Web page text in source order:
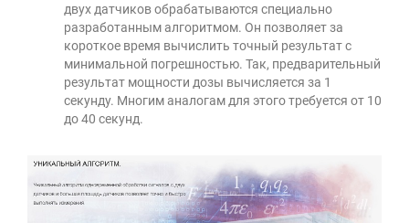
двух датчиков обрабатываются специально
разработанным алгоритмом. Он позволяет за
короткое время вычислить точный результат с
минимальной погрешностью. Так, предварительный
результат мощности дозы вычисляется за 1
секунду. Многим аналогам для этого требуется от 10
до 40 секунд.